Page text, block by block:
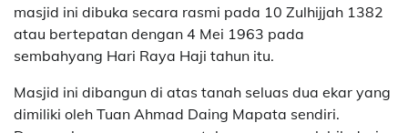
masjid ini dibuka secara rasmi pada 10 Zulhijjah 1382
atau bertepatan dengan 4 Mei 1963 pada
sembahyang Hari Raya Haji tahun itu.
Masjid ini dibangun di atas tanah seluas dua ekar yang
dimiliki oleh Tuan Ahmad Daing Mapata sendiri.